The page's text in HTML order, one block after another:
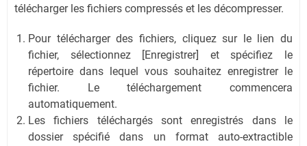
télécharger les fichiers compressés et les décompresser.
Pour télécharger des fichiers, cliquez sur le lien du
fichier, sélectionnez [Enregistrer] et spécifiez le
répertoire dans lequel vous souhaitez enregistrer le
fichier. Le téléchargement commencera
automatiquement.
Les fichiers téléchargés sont enregistrés dans le
dossier spécifié dans un format auto-extractible